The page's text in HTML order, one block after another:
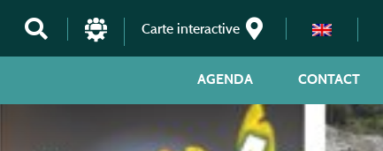
Carte interactive
CONTACT
AGENDA